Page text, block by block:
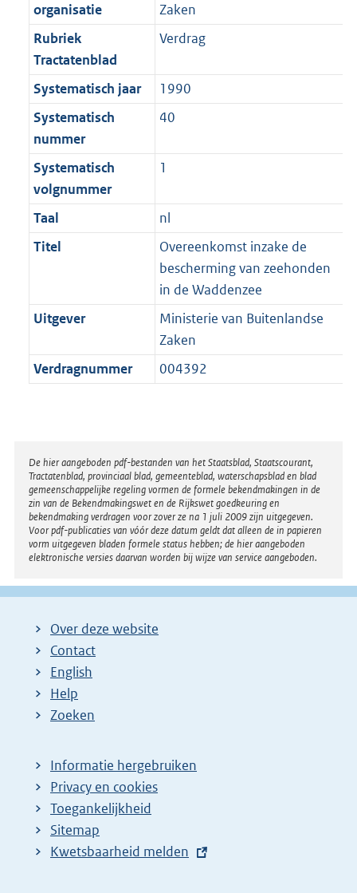
organisatie
Zaken
Rubriek
Tractatenblad
Verdrag
Systematisch jaar
1990
Systematisch
nummer
40
Systematisch
volgnummer
1
Taal
nl
Titel
Overeenkomst inzake de
bescherming van zeehonden
in de Waddenzee
Uitgever
Ministerie van Buitenlandse
Zaken
Verdragnummer
004392
Disclaimer
De hier aangeboden pdf-bestanden van het Staatsblad, Staatscourant,
Tractatenblad, provinciaal blad, gemeenteblad, waterschapsblad en blad
gemeenschappelijke regeling vormen de formele bekendmakingen in de
zin van de Bekendmakingswet en de Rijkswet goedkeuring en
bekendmaking verdragen voor zover ze na 1 juli 2009 zijn uitgegeven.
Voor pdf-publicaties van vóór deze datum geldt dat alleen de in papieren
vorm uitgegeven bladen formele status hebben; de hier aangeboden
elektronische versies daarvan worden bij wijze van service aangeboden.
Over deze website
Contact
English
Help
Zoeken
Informatie hergebruiken
Privacy en cookies
Toegankelijkheid
Sitemap
E
Kwetsbaarheid melden